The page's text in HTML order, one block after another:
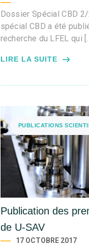
Dossier Spécial CBD
spécial CBD a été
recherche du LFEL qui
LIRE LA SUITE
PUBLICATIONS
Publication des
de U-SAV
17 OCTOBRE 2017